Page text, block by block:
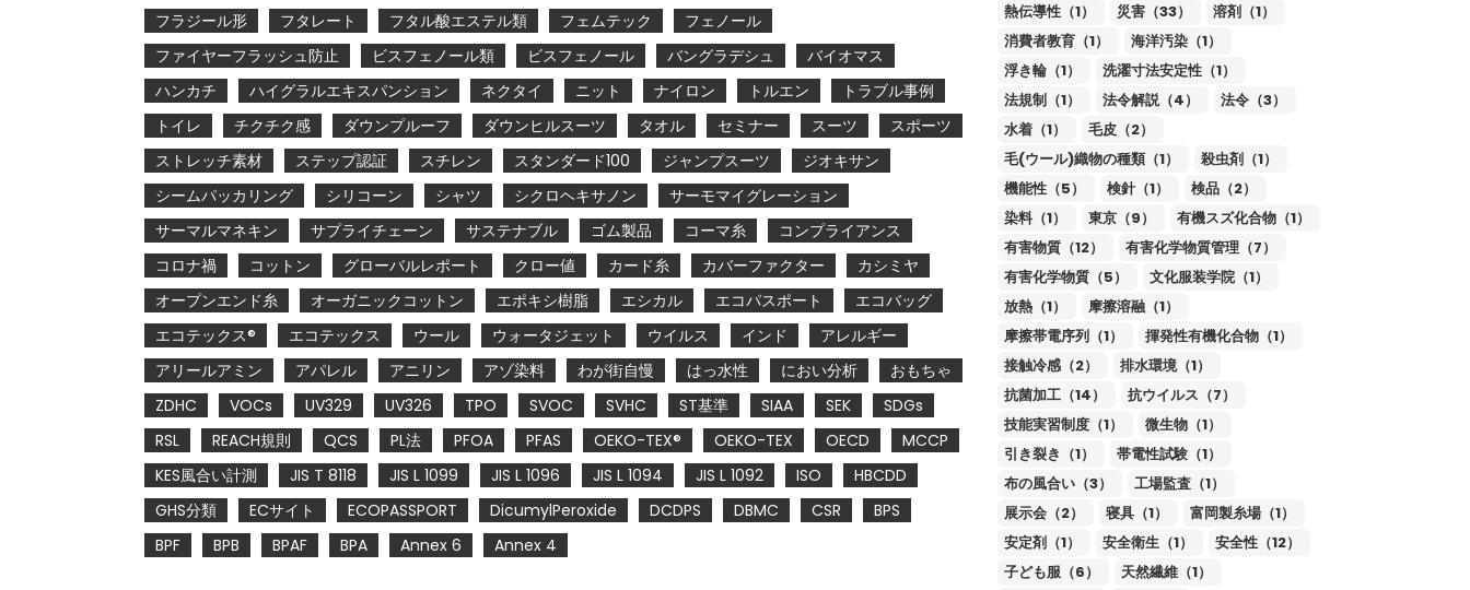
フラジール形
フタレート フタル酸エステル類 フェムテック
フェノール
ファイヤーフラッシュ防止
ビスフェノール類 ビスフェノール バングラデシュ
バイオマス
ハンカチ
ハイグラルエキスパンション ネクタイ ニット ナイロン トルエン
トラブル事例
トイレ
チクチク感 ダウンプルーフ ダウンヒルスーツ タオル セミナー スーツ
スポーツ
ストレッチ素材
ステップ認証 スチレン スタンダード100 ジャンプスーツ
ジオキサン
シームパッカリング
シリコーン シャツ シクロヘキサノン
サーモマイグレーション
サーマルマネキン
サプライチェーン サステナブル ゴム製品 コーマ糸
コンプライアンス
コロナ禍
コットン グローバルレポート クロー値 カード糸 カバーファクター
カシミヤ
オープンエンド糸
オーガニックコットン エポキシ樹脂 エシカル エコパスポート
エコバッグ
エコテックス®
エコテックス ウール ウォータジェット ウイルス インド
アレルギー
アリールアミン
アパレル アニリン アゾ染料 わが街自慢 はっ水性 におい分析
おもちゃ
ZDHC
VOCs UV329 UV326 TPO SVOC SVHC ST基準 SIAA SEK
SDGs
RSL
REACH規則 QCS PL法 PFOA PFAS OEKO-TEX® OEKO-TEX OECD
MCCP
KES風合い計測
JIS T 8118 JIS L 1099 JIS L 1096 JIS L 1094 JIS L 1092 ISO
HBCDD
GHS分類
ECサイト ECOPASSPORT DicumylPeroxide DCDPS DBMC CSR
BPS
BPF
BPB BPAF BPA Annex 6 Annex 4
熱伝導性（1）
災害（33）
溶剤（1）
消費者教育（1）
海洋汚染（1）
浮き輪（1）
洗濯寸法安定性（1）
法規制（1）
法令解説（4）
法令（3）
水着（1）
毛皮（2）
毛(ウール)織物の種類（1）
殺虫剤（1）
機能性（5）
検針（1）
検品（2）
染料（1）
東京（9）
有機スズ化合物（1）
有害物質（12）
有害化学物質管理（7）
有害化学物質（5）
文化服装学院（1）
放熱（1）
摩擦溶融（1）
摩擦帯電序列（1）
揮発性有機化合物（1）
接触冷感（2）
排水環境（1）
抗菌加工（14）
抗ウイルス（7）
技能実習制度（1）
微生物（1）
引き裂き（1）
帯電性試験（1）
布の風合い（3）
工場監査（1）
展示会（2）
寝具（1）
富岡製糸場（1）
安定剤（1）
安全衛生（1）
安全性（12）
子ども服（6）
天然繊維（1）